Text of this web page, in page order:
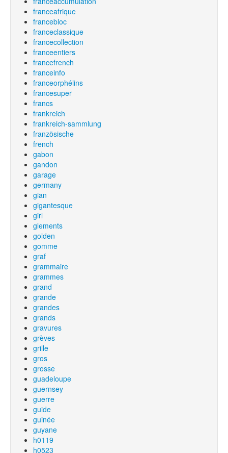
franceafrique
francebloc
franceclassique
francecollection
franceentiers
francefrench
franceinfo
franceorphélins
francesuper
francs
frankreich
frankreich-sammlung
französische
french
gabon
gandon
garage
germany
gian
gigantesque
girl
glements
golden
gomme
graf
grammaire
grammes
grand
grande
grandes
grands
gravures
grèves
grille
gros
grosse
guadeloupe
guernsey
guerre
guide
guinée
guyane
h0119
h0523